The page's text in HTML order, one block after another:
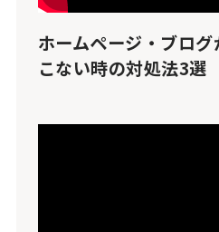
ホームページ・ブロ
こない時の対処法3選